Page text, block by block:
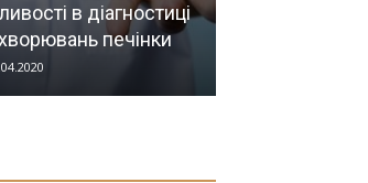
в діагностиці
печінки